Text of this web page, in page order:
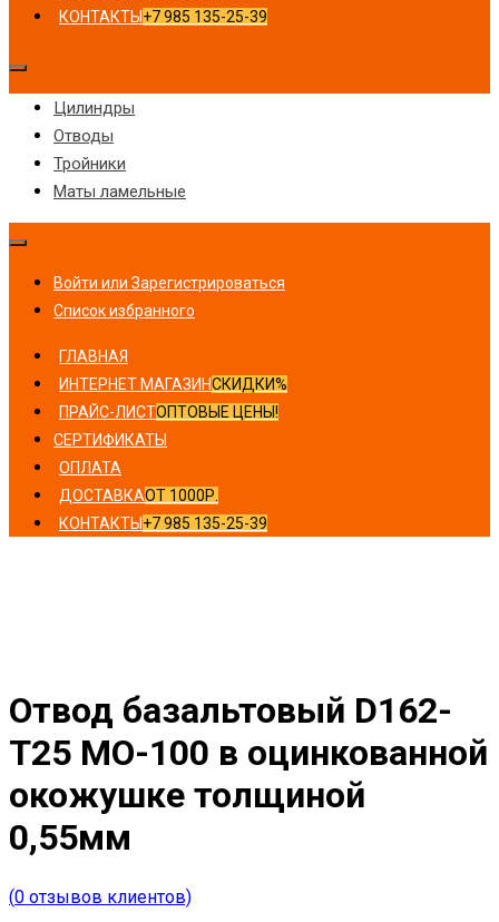
КОНТАКТЫ +7 985 135-25-39
Цилиндры
Отводы
Тройники
Маты ламельные
Войти или Зарегистрироваться
Список избранного
ГЛАВНАЯ
ИНТЕРНЕТ МАГАЗИНСКИДКИ%
ПРАЙС-ЛИСТОПТОВЫЕ ЦЕНЫ!
СЕРТИФИКАТЫ
ОПЛАТА
ДОСТАВКАОТ 1000Р.
КОНТАКТЫ +7 985 135-25-39
Отвод базальтовый D162-
T25 MO-100 в оцинкованной
окожушке толщиной
0,55мм
(0 отзывов клиентов)